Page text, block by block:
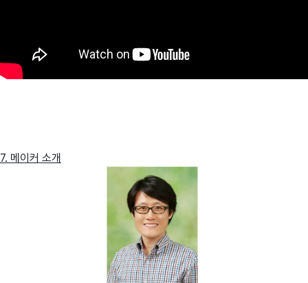
7. 메이커 소개